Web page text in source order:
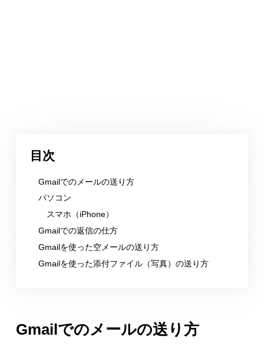
目次
Gmailでのメールの送り方
パソコン
スマホ（iPhone）
Gmailでの返信の仕方
Gmailを使った空メールの送り方
Gmailを使った添付ファイル（写真）の送り方
Gmailでのメールの送り方